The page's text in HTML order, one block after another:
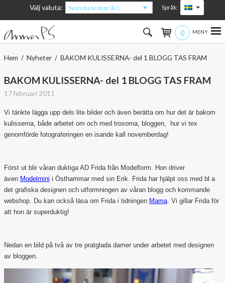
Välj valuta: Svenska kronor (kr) Språk:
0
Hem
Kvinna
Barn
Om produkterna
Om AnnaPS
Erbjudanden
Hem / Nyheter/ BAKOM KULISSERNA- del 1 BLOGG TAS FRAM
BAKOM KULISSERNA- del 1 BLOGG TAS FRAM
17 februari 2011
Vi tänkte lägga upp dels lite bilder och även berätta om hur det är bakom
kulisserna, både arbetet om och med trosorna, bloggen, hur vi tex
genomförde fotograferingen en isande kall novemberdag!
Först ut blir våran duktiga AD Frida från Modelform. Hon driver
även Modelmini i Östhammar med sin Erik. Frida har hjälpt oss med bl a
det grafiska designen och utformningen av våran blogg och kommande
webshop. Du kan också läsa om Frida i tidningen Mama. Vi gillar Frida för
att hon är superduktig!
Nedan en bild på två av tre pratglada damer under arbetet med designen
av bloggen.